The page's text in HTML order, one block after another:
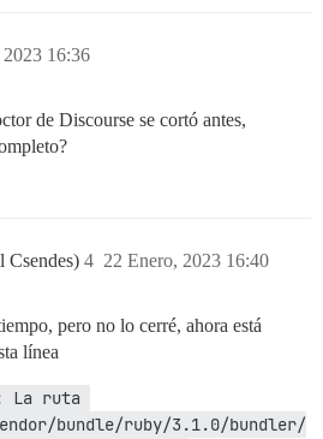
16:36
de Discourse se cortó antes,
Csendes) 22 Enero, 2023 16:40
4
pero no lo cerré, ahora está
línea
La ruta
bundle/ruby/3.1.0/bundler/